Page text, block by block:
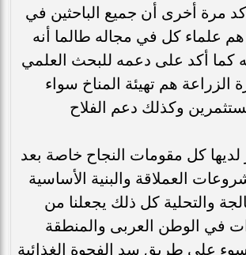
مرة أخرى أن جميع الباحثين في
هم علماء كل في مجاله طالما أنه
كما أكد على دعمه للبحث العلمي
الزراعة هم تهيئة المناخ سواء
وكذلك دعم الفلاح
كل مقومات النجاح خاصة بعد
العملاقة والبنية الأساسية
والتحلية كل ذلك يجعلنا من
في الوطن العربى والمنطقة
على طريق سد الفجوة الغذائية